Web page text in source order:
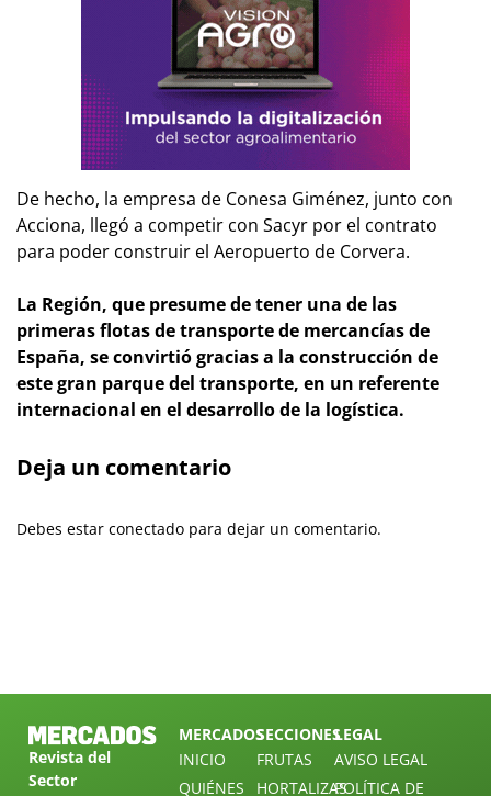
De hecho, la empresa de Conesa Giménez, junto con
Acciona, llegó a competir con Sacyr por el contrato
para poder construir el Aeropuerto de Corvera.
La Región, que presume de tener una de las
primeras flotas de transporte de mercancías de
España, se convirtió gracias a la construcción de
este gran parque del transporte, en un referente
internacional en el desarrollo de la logística.
Deja un comentario
Debes estar conectado para dejar un comentario.
Revista del
Sector
MERCADOS
INICIO
QUIÉNES
SECCIONES
FRUTAS
HORTALIZAS
LEGAL
AVISO LEGAL
POLÍTICA DE